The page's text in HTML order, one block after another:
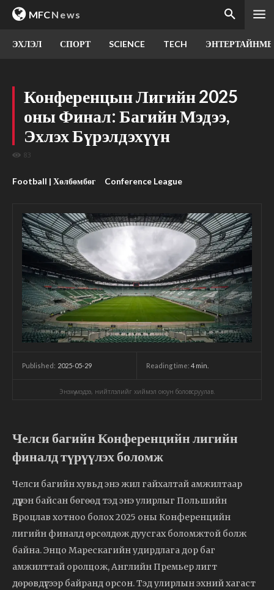
MFCNews
ЭХЛЭЛ СПОРТ SCIENCE TECH
Конференцын Лигийн 2025
оны Финал: Багийн Мэдээ,
Эхлэх Бүрэлдэхүүн
83
Football | Хөлбөмбөг Conference League
Published: 2025-05-29 Reading time: 4 min.
Энэхүү мэдээ, нийтлэлийг хиймэл оюун боловсруулав.
Челси багийн Конференцийн лигийн
финалд түрүүлэх боломж
Челси багийн хувьд энэ жил гайхалтай амжилтаар
дүүрэн байсан бөгөөд тэд энэ улирлыг Польшийн
Вроцлав хотноо болох 2025 оны Конференцийн
лигийн финалд өрсөлдөж дуусгах боломжтой болж
байна. Энцо Марескагийн удирдлага дор баг
амжилттай оролцож, Английн Премьер лигт
дөрөвдүгээр байранд орсон. Тэд улирлын эхний хагаст